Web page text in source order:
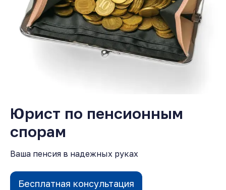
Контакты
Юрист по пенсионным
спорам
Ваша пенсия в надежных руках
Бесплатная консультация